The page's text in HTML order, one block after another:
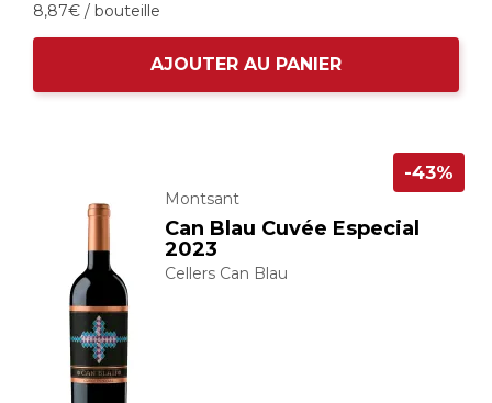
8,87€ / bouteille
AJOUTER AU PANIER
Montsant
Can Blau Cuvée Especial
2023
Cellers Can Blau
-43%